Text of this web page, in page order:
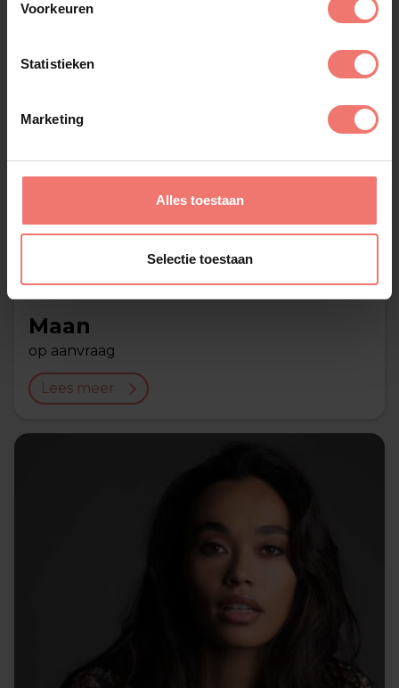
Voorkeuren
Statistieken
Marketing
Alles toestaan
Selectie toestaan
Maan
op aanvraag
Lees meer